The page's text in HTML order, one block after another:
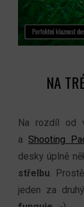
NA
Na rozdíl od
a Shooting
desky úplně
střelbu.
jeden za